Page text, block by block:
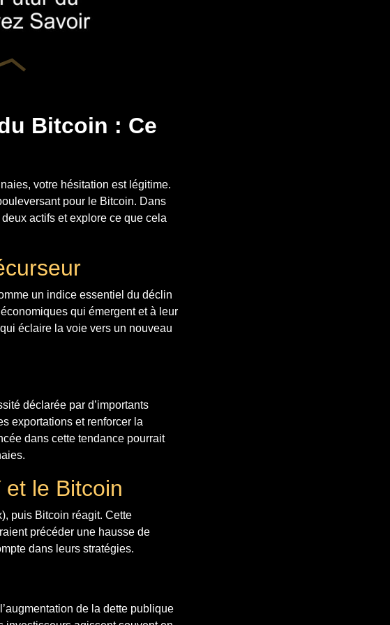
Bitcoin : Ce
votre hésitation est légitime.
pour le Bitcoin. Dans
actifs et explore ce que cela
un indice essentiel du déclin
qui émergent et à leur
éclaire la voie vers un nouveau
déclarée par d’importants
exportations et renforcer la
dans cette tendance pourrait
et le Bitcoin
puis Bitcoin réagit. Cette
précéder une hausse de
dans leurs stratégies.
de la dette publique